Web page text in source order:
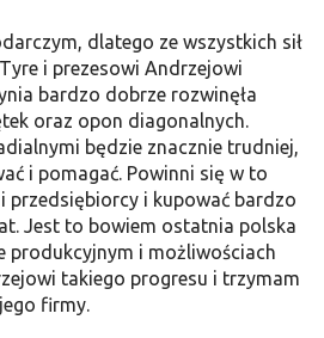
dlatego ze wszystkich sił
i prezesowi Andrzejowi
bardzo dobrze rozwinęła
oraz opon diagonalnych.
będzie znacznie trudniej,
i pomagać. Powinni się w to
przedsiębiorcy i kupować bardzo
Jest to bowiem ostatnia polska
produkcyjnym i możliwościach
takiego progresu i trzymam
firmy.